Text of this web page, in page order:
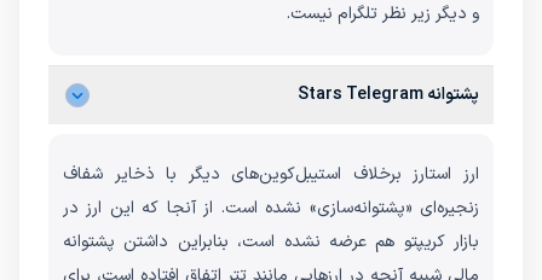
و دیگر زیر نظر تلگرام نیست.
پشتوانه Stars Telegram
ارز استارز برخلاف استیبل‌کوین‌های دیگر با ذخایر شفاف
زنجیره‌ای «پشتوانه‌سازی» نشده است. از آنجا که این ارز در
بازار کریپتو هم عرضه نشده است، بنابراین داشتن پشتوانه